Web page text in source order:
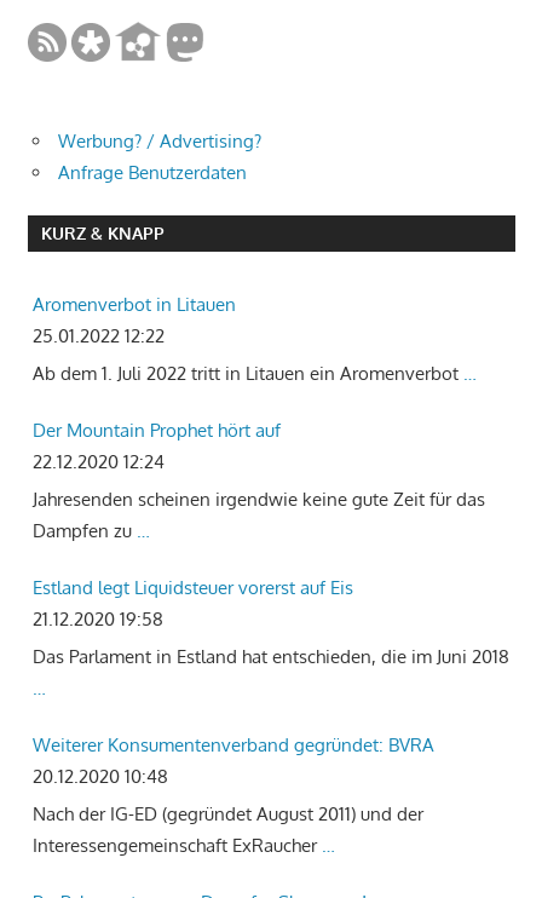
Werbung? / Advertising?
Anfrage Benutzerdaten
KURZ & KNAPP
Aromenverbot in Litauen
25.01.2022 12:22
Ab dem 1. Juli 2022 tritt in Litauen ein Aromenverbot …
Der Mountain Prophet hört auf
22.12.2020 12:24
Jahresenden scheinen irgendwie keine gute Zeit für das
Dampfen zu …
Estland legt Liquidsteuer vorerst auf Eis
21.12.2020 19:58
Das Parlament in Estland hat entschieden, die im Juni 2018
…
Weiterer Konsumentenverband gegründet: BVRA
20.12.2020 10:48
Nach der IG-ED (gegründet August 2011) und der
Interessengemeinschaft ExRaucher …